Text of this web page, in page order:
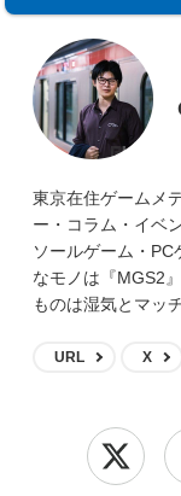
東京在住ゲームメ
ー・コラム・イベ
ソールゲーム・PC
なモノは『MGS2
ものは湿気とマッ
URL X